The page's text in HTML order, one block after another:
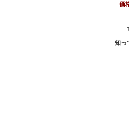
価
知っ